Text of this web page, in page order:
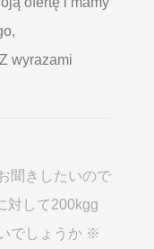
wyrazami
聞きしたいので
対して200kgg
でしょうか ※